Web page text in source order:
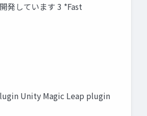
発しています 3 *Fast
Unity Magic Leap plugin